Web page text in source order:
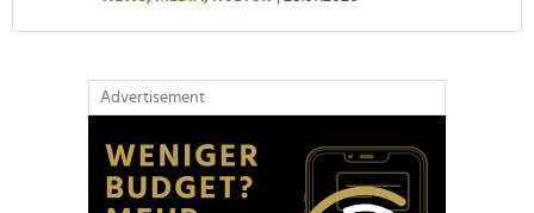
Advertisement